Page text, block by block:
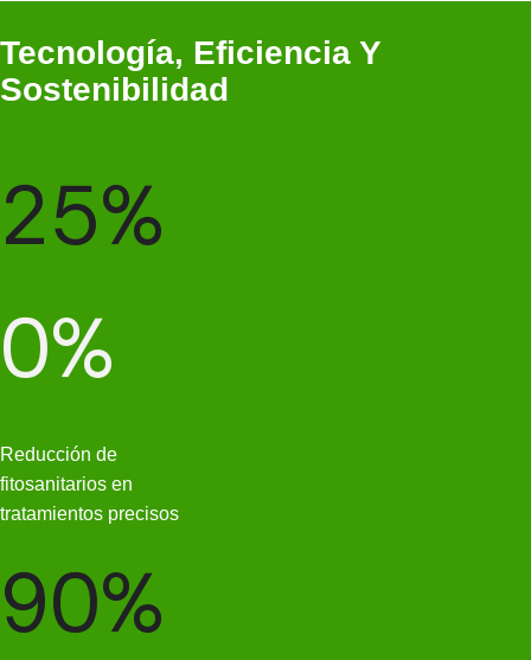
Tecnología, Eficiencia Y
Sostenibilidad
25%
0%
Reducción de
fitosanitarios en
tratamientos precisos
90%